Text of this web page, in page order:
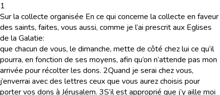
1
Sur la collecte organisée En ce qui concerne la collecte en faveur
des saints, faites, vous aussi, comme je l’ai prescrit aux Eglises
de la Galatie:
que chacun de vous, le dimanche, mette de côté chez lui ce qu’il
pourra, en fonction de ses moyens, afin qu’on n’attende pas mon
arrivée pour récolter les dons. 2Quand je serai chez vous,
j’enverrai avec des lettres ceux que vous aurez choisis pour
porter vos dons à Jérusalem. 3S’il est approprié que j’y aille moi